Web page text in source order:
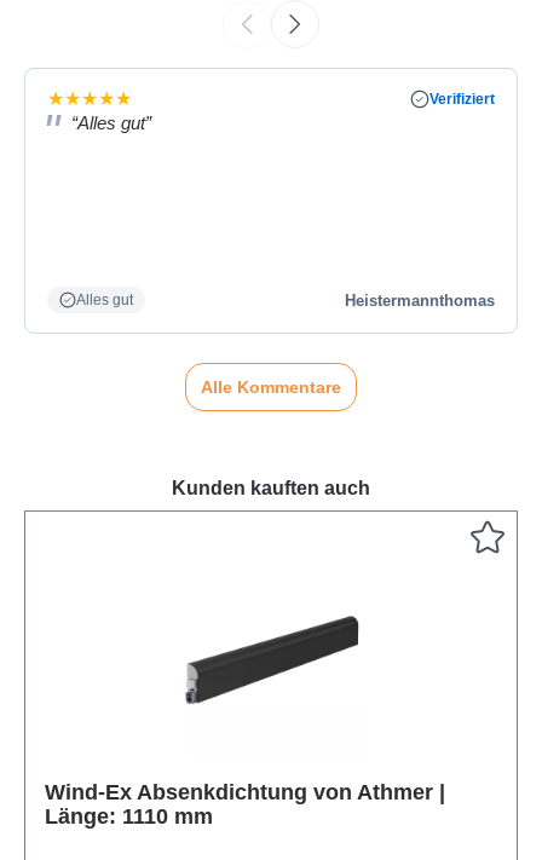
★★★★★ Verifiziert
“Alles gut”
Alles gut Heistermannthomas
Alle Kommentare
Kunden kauften auch
Wind-Ex Absenkdichtung von Athmer |
Länge: 1110 mm